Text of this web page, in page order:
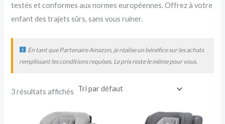
testés et conformes aux normes européennes. Offrez à votre
enfant des trajets sûrs, sans vous ruiner.
En tant que Partenaire Amazon, je réalise un bénéfice sur les achats
remplissant les conditions requises. Le prix reste le même pour vous.
3 résultats affichés